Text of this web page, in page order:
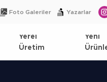
Foto Galeriler Yazarlar
Yerel
Üretim
Yeni